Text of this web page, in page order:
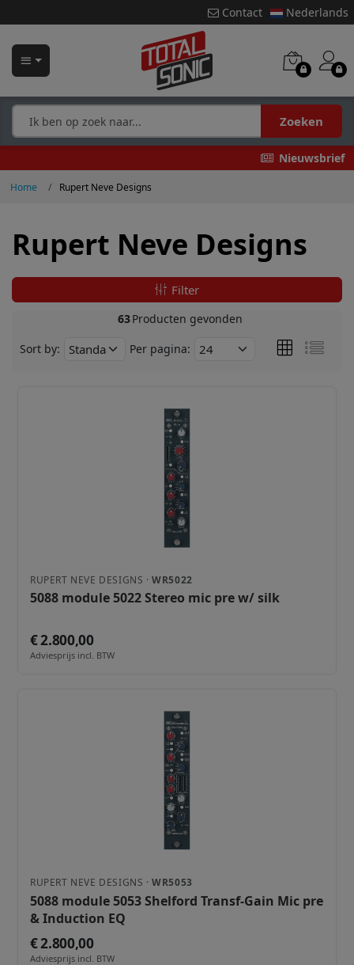
Contact Nederlands
Zoeken
Nieuwsbrief
Home Rupert Neve Designs
Rupert Neve Designs
Filter
63Producten gevonden
Sort by: Per pagina:
RUPERT NEVE DESIGNS ·WR5022
5088 module 5022 Stereo mic pre w/ silk
€ 2.800,00
Adviesprijs incl. BTW
RUPERT NEVE DESIGNS ·WR5053
5088 module 5053 Shelford Transf-Gain Mic pre
& Induction EQ
€ 2.800,00
Adviesprijs incl. BTW